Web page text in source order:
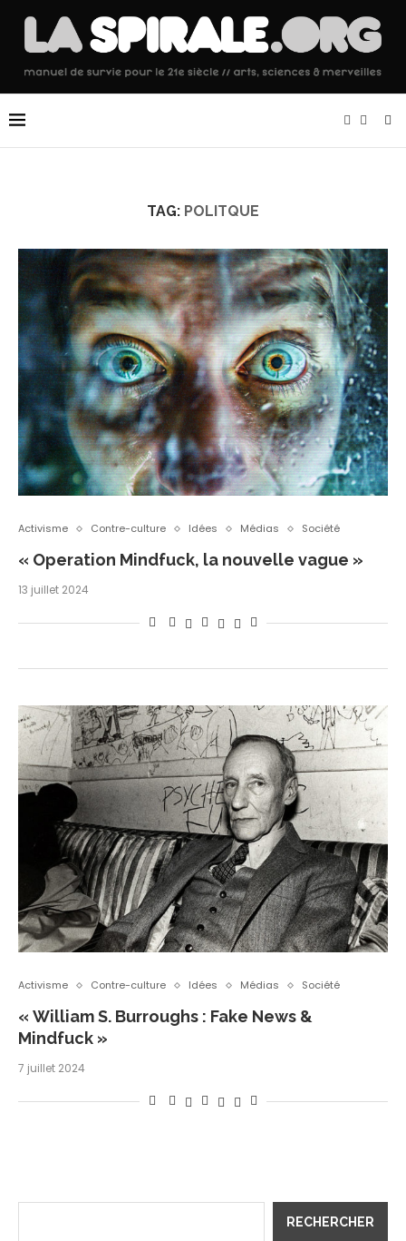
TAG: POLITQUE
Activisme Contre-culture Idées Médias Société
« Operation Mindfuck, la nouvelle vague »
13 juillet 2024
Activisme Contre-culture Idées Médias Société
« William S. Burroughs : Fake News &
Mindfuck »
7 juillet 2024
RECHERCHER